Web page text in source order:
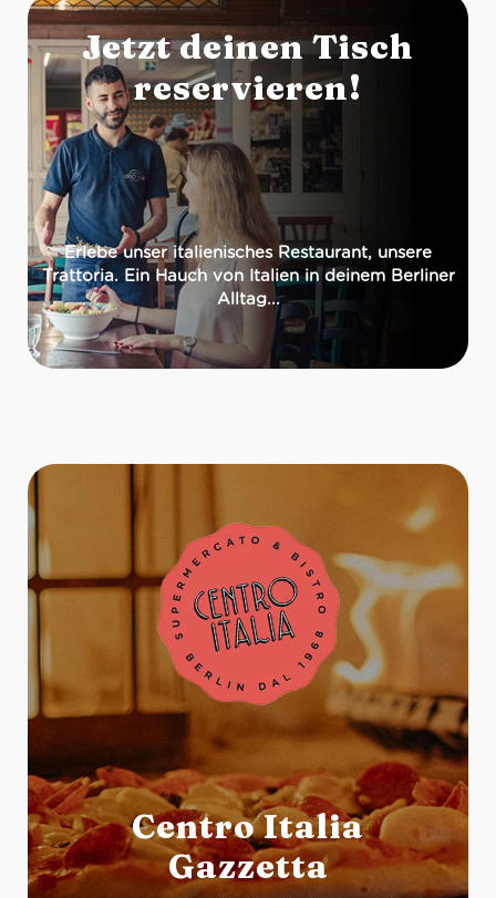
Jetzt deinen Tisch
reservieren!
Erlebe unser italienisches Restaurant, unsere
Trattoria. Ein Hauch von Italien in deinem Berliner
Alltag...
Centro Italia
Gazzetta